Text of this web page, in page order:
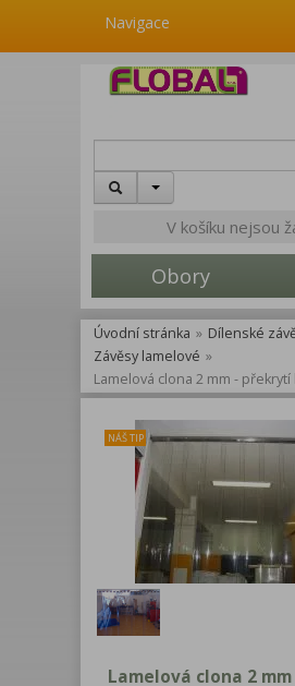
Navigace
V košíku nejsou
Obory
Úvodní stránka » Dílenské
Závěsy lamelové »
Lamelová clona 2 mm - překrytí
NÁŠ TIP
Lamelová clona 2